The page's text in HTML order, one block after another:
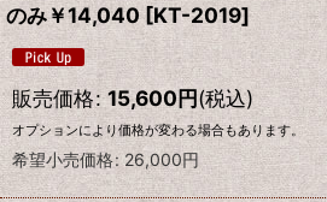
のみ￥14,040 [KT-2019]
販売価格: 15,600円(税込)
オプションにより価格が変わる場合もあります。
希望小売価格: 26,000円